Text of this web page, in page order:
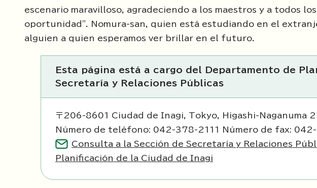
escenario maravilloso, agradeciendo a los maestros y a todos
oportunidad". Nomura-san, quien está estudiando en el
alguien a quien esperamos ver brillar en el futuro.
Esta página está a cargo del Departamento de
Secretaría y Relaciones Públicas
〒206-8601 Ciudad de Inagi, Tokyo, Higashi-Naganuma
Número de teléfono: 042-378-2111 Número de fax:
Consulta a la Sección de Secretaría y Relaciones
Planificación de la Ciudad de Inagi